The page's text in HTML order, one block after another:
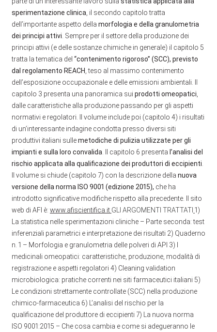
sperimentazione clinica , il secondo capitolo tratta
dell’importante aspetto della morfologia e della granulometria
dei principi attivi . Sempre per il settore della produzione dei
principi attivi (e delle sostanze chimiche in generale) il capitolo 5
tratta la tematica del “contenimento rigoroso” (SCC), previsto
dal regolamento REACH , teso al massimo contenimento
dell’esposizione occupazionale e delle emissioni ambientali. Il
capitolo 3 presenta una panoramica sui prodotti omeopatici
dalle caratteristiche alla produzione passando per gli aspetti
normativi e regolatori. Il volume include poi (capitolo 4) i risultati
di un’interessante indagine condotta presso diversi siti
produttivi italiani sullemetodiche di pulizia utilizzate per gli
impianti e sulla loro convalida . Il capitolo 6 presenta l’analisi del
rischio applicata alla qualificazione dei produttori di eccipienti
Il volume si chiude (capitolo 7) con la descrizione della nuova
versione della norma ISO 9001 (edizione 2015), che ha
introdotto significative modifiche rispetto alla precedente. Il sito
web di AFI è: www.afiscientifica.it GLI ARGOMENTI TRATTATI 1)
La statistica nelle sperimentazioni cliniche – Parte seconda: test
inferenziali parametrici e interpretazione dei risultati 2) Quaderno
n. 1 – Morfologia e granulometria delle polveri di API 3) I
medicinali omeopatici: caratteristiche, produzione, modalità di
registrazione e aspetti regolatori 4) Cleaning validation
microbiologica: pratiche correnti nei siti farmaceutici italiani 5)
Le condizioni strettamente controllate (SCC) nella produzione
chimico-farmaceutica 6) L’analisi del rischio per la
qualificazione del produttore di eccipienti 7) La nuova norma
ISO 9001:2015 – Che cosa cambia e come si adegueranno le